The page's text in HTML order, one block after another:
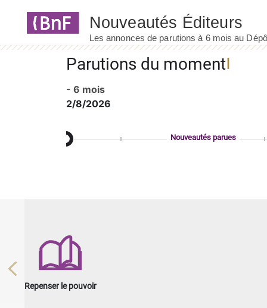
Parutions du moment
- 6 mois
2/8/2026
Nouveautés parues
Repenser le pouvoir
Previous